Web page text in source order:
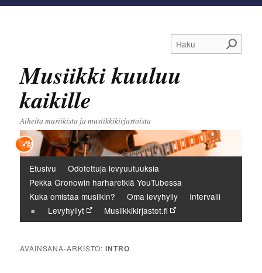
Haku
Musiikki kuuluu
kaikille
Aiheita musiikista ja musiikkikirjastoista
Päävalikko
Etusivu
Odotettuja levyuutuuksia
Pekka Gronowin harharetkiä YouTubessa
Kuka omistaa musiikin?
Oma levyhylly
Intervalli
Levyhyllyt
Musiikkikirjastot.fi
AVAINSANA-ARKISTO:INTRO